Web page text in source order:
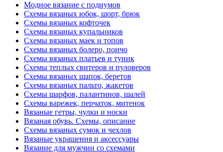
Модное вязание с подиумов
Схемы вязаных юбок, шорт, брюк
Схемы вязаных кофточек
Схемы вязаных купальников
Схемы вязаных маек и топов
Схемы вязаных болеро, пончо
Схемы вязаных платьев и туник
Схемы теплых свитеров и пуловеров
Схемы вязаных шапок, беретов
Схемы вязаных пальто, жакетов
Схемы шарфов, палантинов, шалей
Схемы варежек, перчаток, митенок
Вязаные гетры, чулки и носки
Вязаная обувь. Схемы, описание
Схемы вязаных сумок и чехлов
Вязаные украшения и аксессуары
Вязание для мужчин со схемами